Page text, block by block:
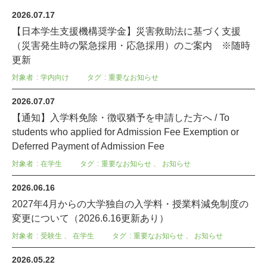
2026.07.17
【日本学生支援機構奨学金】災害救助法に基づく支援
（災害発生時の緊急採用・応急採用）のご案内 ※随時
更新
対象者 学内向け タグ 重要なお知らせ
2026.07.07
【通知】入学料免除・徴収猶予を申請した方へ / To
students who applied for Admission Fee Exemption or
Deferred Payment of Admission Fee
対象者 在学生 タグ 重要なお知らせ 、 お知らせ
2026.06.16
2027年4月からの大学独自の入学料・授業料減免制度の
変更について（2026.6.16更新あり）
対象者 受験生 、 在学生 タグ 重要なお知らせ 、 お知らせ
2026.05.22